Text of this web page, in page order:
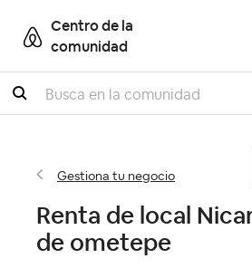
Centro de la
comunidad
Buscar
Gestiona tu negocio
Renta de local
de ometepe